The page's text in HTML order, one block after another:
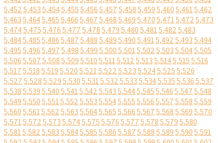
5,4525,4535,4545,4555,4565,4575,4585,4595,4605,4615,462
5,4635,4645,4655,4665,4675,4685,4695,4705,4715,4725,473
5,4745,4755,4765,4775,4785,4795,4805,4815,4825,483
5,4845,4855,4865,4875,4885,4895,4905,4915,4925,4935,494
5,4955,4965,4975,4985,4995,5005,5015,5025,5035,5045,505
5,5065,5075,5085,5095,5105,5115,5125,5135,5145,5155,516
5,5175,5185,5195,5205,5215,5225,5235,5245,5255,526
5,5275,5285,5295,5305,5315,5325,5335,5345,5355,5365,537
5,5385,5395,5405,5415,5425,5435,5445,5455,5465,5475,548
5,5495,5505,5515,5525,5535,5545,5555,5565,5575,5585,559
5,5605,5615,5625,5635,5645,5655,5665,5675,5685,5695,570
5,5715,5725,5735,5745,5755,5765,5775,5785,5795,580
5,5815,5825,5835,5845,5855,5865,5875,5885,5895,5905,591